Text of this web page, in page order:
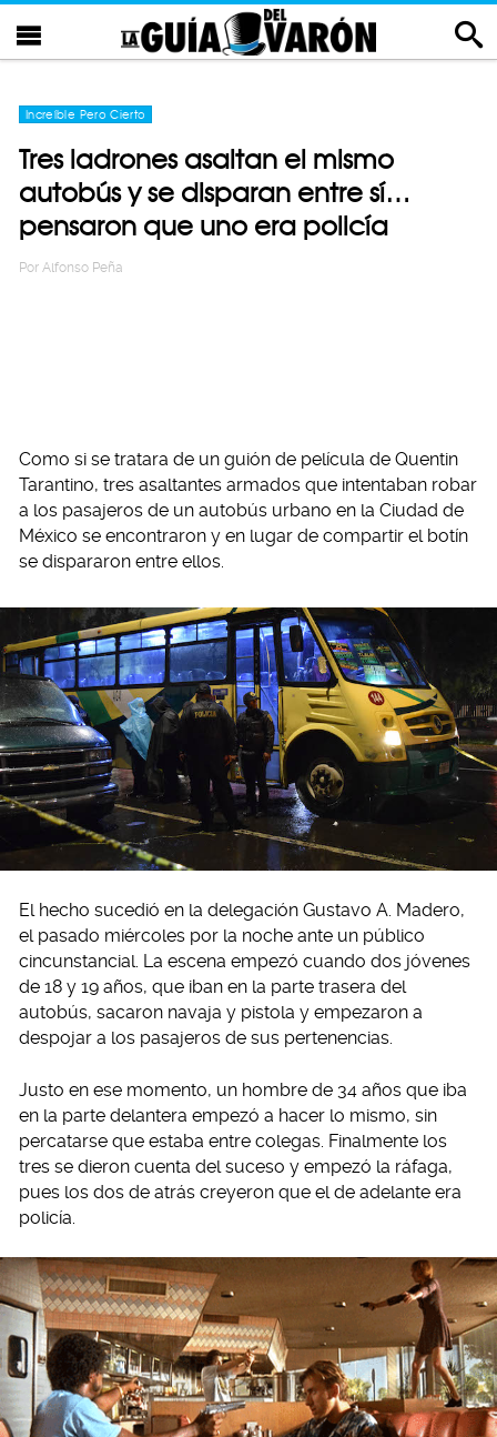
Increíble Pero Cierto
Tres ladrones asaltan el mismo
autobús y se disparan entre sí…
pensaron que uno era policía
Por Alfonso Peña
Como si se tratara de un guión de película de Quentin
Tarantino, tres asaltantes armados que intentaban robar
a los pasajeros de un autobús urbano en la Ciudad de
México se encontraron y en lugar de compartir el botín
se dispararon entre ellos.
El hecho sucedió en la delegación Gustavo A. Madero,
el pasado miércoles por la noche ante un público
cincunstancial. La escena empezó cuando dos jóvenes
de 18 y 19 años, que iban en la parte trasera del
autobús, sacaron navaja y pistola y empezaron a
despojar a los pasajeros de sus pertenencias.
Justo en ese momento, un hombre de 34 años que iba
en la parte delantera empezó a hacer lo mismo, sin
percatarse que estaba entre colegas. Finalmente los
tres se dieron cuenta del suceso y empezó la ráfaga,
pues los dos de atrás creyeron que el de adelante era
policía.